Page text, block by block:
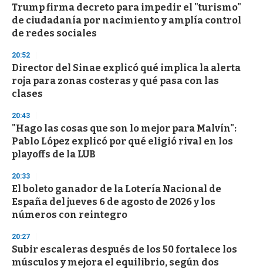
Trump firma decreto para impedir el "turismo"
de ciudadanía por nacimiento y amplía control
de redes sociales
20:52
Director del Sinae explicó qué implica la alerta
roja para zonas costeras y qué pasa con las
clases
20:43
"Hago las cosas que son lo mejor para Malvín":
Pablo López explicó por qué eligió rival en los
playoffs de la LUB
20:33
El boleto ganador de la Lotería Nacional de
España del jueves 6 de agosto de 2026 y los
números con reintegro
20:27
Subir escaleras después de los 50 fortalece los
músculos y mejora el equilibrio, según dos